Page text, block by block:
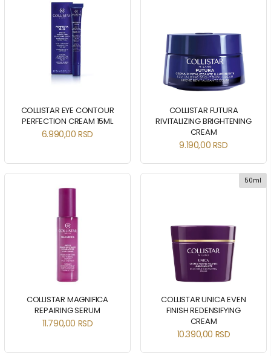
COLLISTAR EYE CONTOUR
PERFECTION CREAM 15ML
6.990,00RSD
COLLISTAR FUTURA
RIVITALIZING BRIGHTENING
CREAM
9.190,00 RSD
COLLISTAR MAGNIFICA
REPAIRING SERUM
11.790,00 RSD
50ml
COLLISTAR UNICA EVEN
FINISH REDENSIFYING
CREAM
10.390,00 RSD